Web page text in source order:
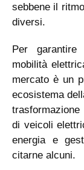
sebbene il
diversi.
Per
mobilità
mercato è un
ecosistema
di veicoli
energia e
citarne alcuni.